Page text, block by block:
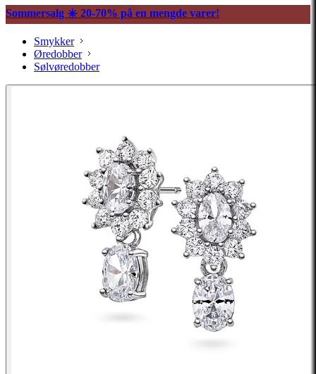
Sommersalg ☀️ 20-70% på en mengde varer!
Smykker
Øredobber
Sølvøredobber